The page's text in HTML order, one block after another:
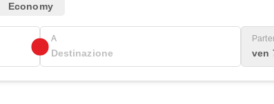
Economy
A
ven